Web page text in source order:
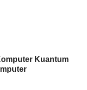
Kuantum